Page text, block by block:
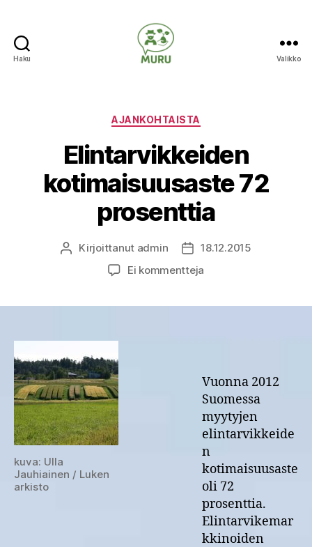
Haku Valikko
Kategoriat
AJANKOHTAISTA
Elintarvikkeiden
kotimaisuusaste 72
prosenttia
Kirjoittaja
Kirjoittanut admin Julkaisupäivämäärä
18.12.2015
Ei kommentteja
kuva: Ulla
Jauhiainen / Luken
arkisto
Vuonna 2012
Suomessa
myytyjen
elintarvikkeide
n
kotimaisuusaste
oli 72
prosenttia.
Elintarvikemar
kkinoiden